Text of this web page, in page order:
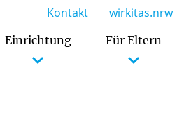
Einrichtung Für Eltern
Kontakt wirkitas.nrw